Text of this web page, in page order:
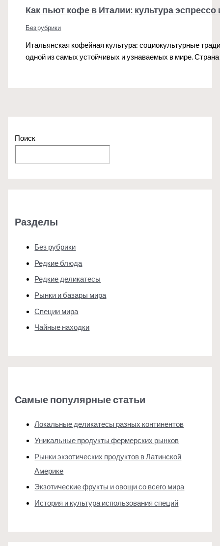
Как пьют кофе в Италии: культура эспрессо
Без рубрики
Итальянская кофейная культура: социокультурные
одной из самых устойчивых и узнаваемых в мире.
Поиск
Разделы
Без рубрики
Редкие блюда
Редкие деликатесы
Рынки и базары мира
Специи мира
Чайные находки
Самые популярные статьи
Локальные деликатесы разных континентов
Уникальные продукты фермерских рынков
Рынки экзотических продуктов в Латинской
Америке
Экзотические фрукты и овощи со всего мира
История и культура использования специй